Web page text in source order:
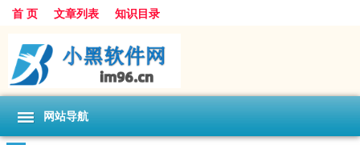
首 页 文章列表 知识目录
网站导航